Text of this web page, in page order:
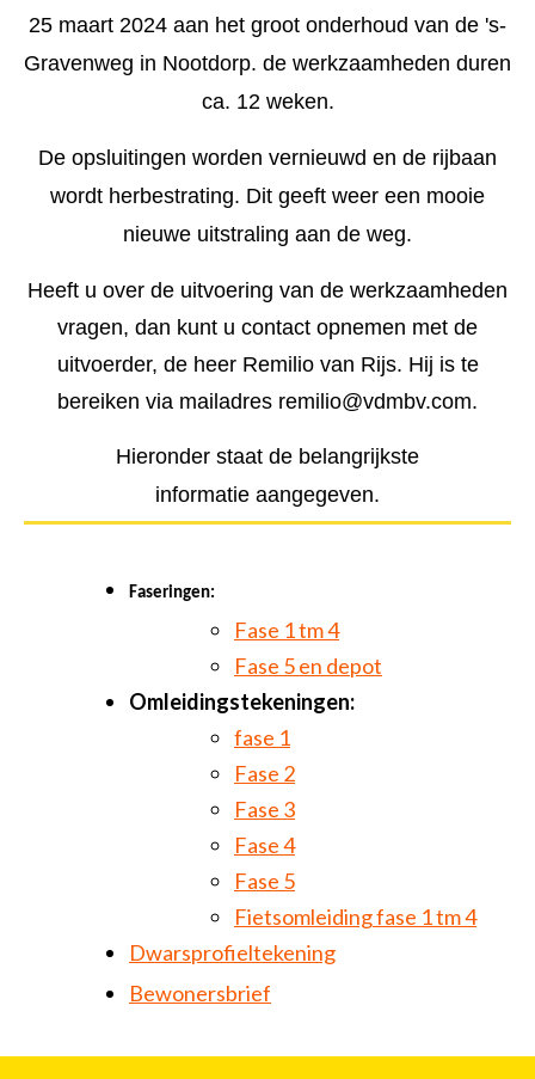
Shovelmachinist
Grondwerker/ Rioleur
Trekkerchauffeur
Vakman GWW
Open sollicitatie
Groenvoorziener
Opperman bestratingen
Vakbekwaam hovenier
Medewerker hovenier
Medewerker groen en cultuurtechniek
Assistent plant, dier of groene omgeving
Straatmaker
Assistent bouwen, wonen en onderhoud
Opzichter/uitvoerder groene ruimte
Allround vakman gww
Groenvoorziening
Waterwerken
Engineering & construct
25 maart 2024 aan het groot onderhoud van de 's-
Gravenweg in Nootdorp. de werkzaamheden duren
ca. 12 weken.
De opsluitingen worden vernieuwd en de rijbaan
wordt herbestrating. Dit geeft weer een mooie
nieuwe uitstraling aan de weg.
Heeft u over de uitvoering van de werkzaamheden
vragen, dan kunt u contact opnemen met de
uitvoerder, de heer Remilio van Rijs. Hij is te
bereiken via mailadres remilio@vdmbv.com.
Hieronder staat de belangrijkste
informatie aangegeven.
Faseringen:
Fase 1 tm 4
Fase 5 en depot
Omleidingstekeningen:
fase 1
Fase 2
Fase 3
Fase 4
Fase 5
Fietsomleiding fase 1 tm 4
Dwarsprofieltekening
Bewonersbrief